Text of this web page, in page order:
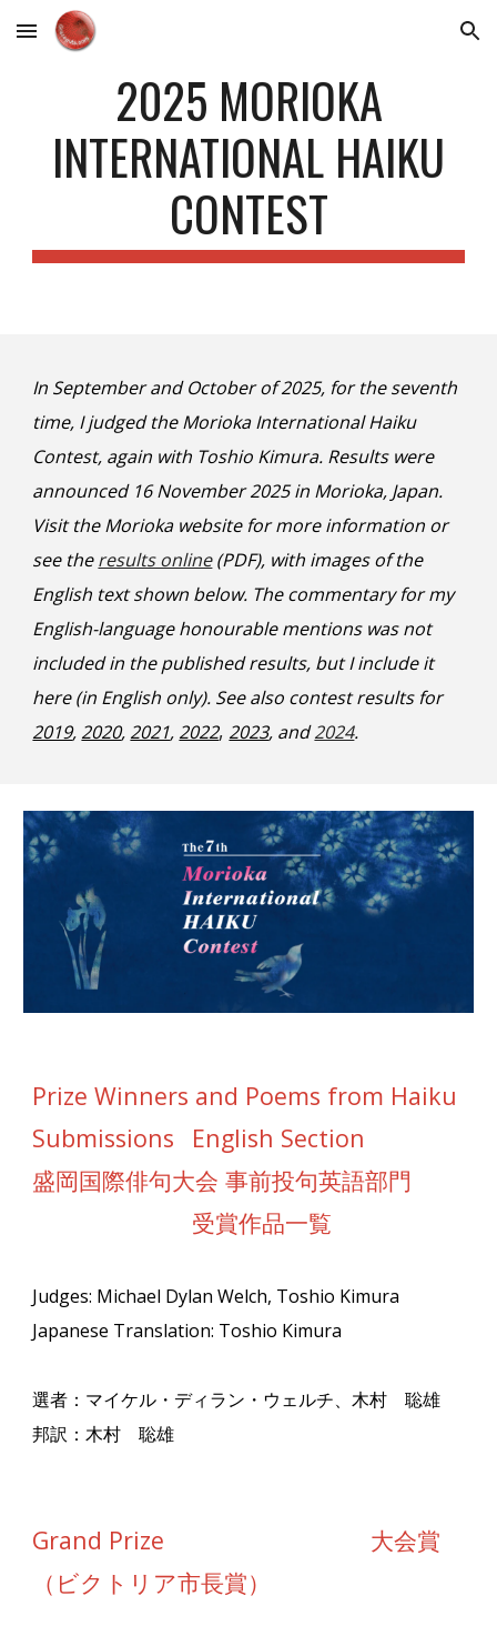
Skip to main content Skip to navigation
2025 MORIOKA
INTERNATIONAL HAIKU
CONTEST
In September and October of 2025, for the seventh
time, I judged the Morioka International Haiku
Contest, again with Toshio Kimura. Results were
announced 16 November 2025 in Morioka, Japan.
Visit the Morioka website for more information or
see theresults online(PDF), with images of the
English text shown below. The commentary for my
English-language honourable mentions was not
included in the published results, but I includeit
here (in English only). See also contest results for
2019, 2020, 2021, 2022, 2023, and2024.
Prize Winners and Poems from Haiku
Submissions
English Section
盛岡国際俳句大会 事前投句英語部門
受賞作品一覧
Judges: Michael Dylan Welch, Toshio Kimura
Japanese Translation: Toshio Kimura
選者：マイケル・ディラン・ウェルチ、木村 聡雄
邦訳：木村 聡雄
Grand Prize 大会賞
（ビクトリア市長賞）